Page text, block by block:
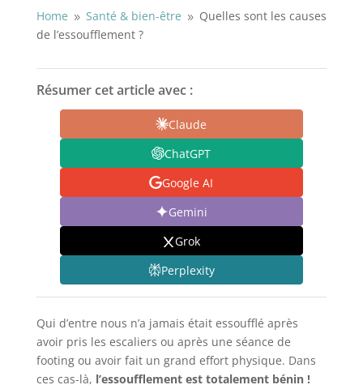
Home 9 Santé & bien-être 9 Quelles sont les causes
de l’essoufflement ?
Résumer cet article avec :
Claude
ChatGPT
Google AI
Gemini
Grok
Perplexity
Qui d’entre nous n’a jamais était essoufflé après
avoir pris les escaliers ou après une séance de
footing ou avoir fait un grand effort physique. Dans
ces cas-là, l’essoufflement esttotalement bénin !